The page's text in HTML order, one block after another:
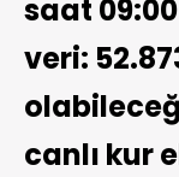
saat
veri:
canlı kur